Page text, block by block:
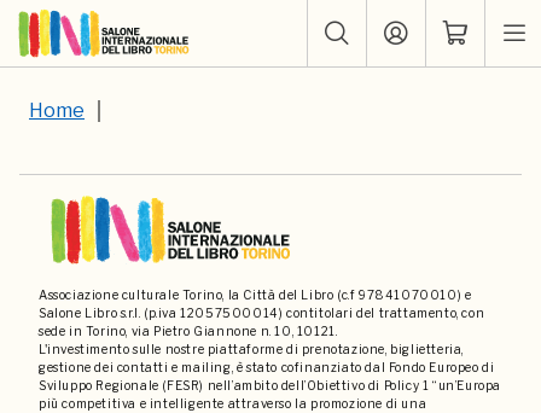
Home
Associazione culturale Torino, la Città del Libro (c.f 97841070010) e
Salone Libro s.r.l. (p.iva 12057500014) contitolari del trattamento, con
sede in Torino, via Pietro Giannone n. 10, 10121.
L'investimento sulle nostre piattaforme di prenotazione, biglietteria,
gestione dei contatti e mailing, è stato cofinanziato dal Fondo Europeo di
Sviluppo Regionale (FESR) nell’ambito dell’Obiettivo di Policy 1 “un’Europa
più competitiva e intelligente attraverso la promozione di una